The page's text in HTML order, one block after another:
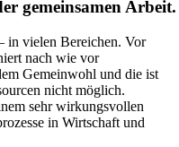
gemeinsamen Arbeit.
in vielen Bereichen. Vor
nach wie vor
Gemeinwohl und die ist
nicht möglich.
sehr wirkungsvollen
in Wirtschaft und